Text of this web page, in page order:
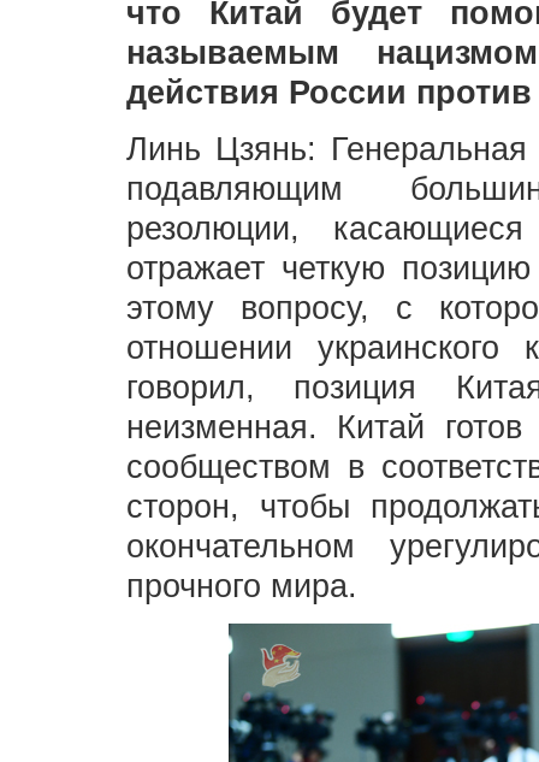
что Китай будет
называемым
действия России
Линь Цзянь:
подавляющим
резолюции,
отражает четкую
этому вопросу, с
отношении
говорил, позиция
неизменная. Китай
сообществом в
сторон, чтобы
окончательном
прочного мира.